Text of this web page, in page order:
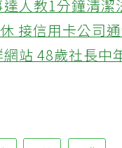
人教1分鐘清潔
接信用卡公司
站 48歲社長中